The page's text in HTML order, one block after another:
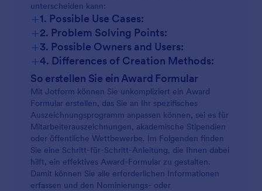
unterscheiden kann:
+1. Possible Use Cases:
+2. Problem Solving Points:
+3. Possible Owners and Users:
+4. Differences of Creation Methods:
So erstellen Sie ein Award Formular
Mit Jotform können Sie unkompliziert ein Award
Formular erstellen, das Sie an Ihr spezifisches
Auszeichnungsprogramm anpassen können, sei es für
Mitarbeiterauszeichnungen, akademische Stipendien
oder öffentliche Wettbewerbe. Im Folgenden finden
Sie eine Schritt-für-Schritt-Anleitung, die Ihnen dabei
hilft, ein effektives Award-Formular zu gestalten.
Damit können Sie alle erforderlichen Informationen
erfassen und den Nominierungs- oder